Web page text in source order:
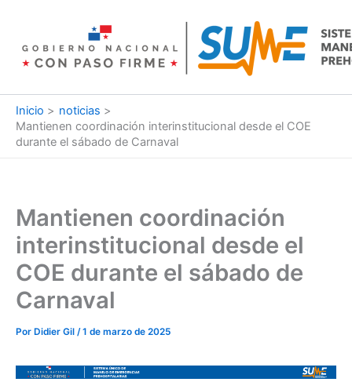
contenido
Inicio
noticias
Mantienen coordinación interinstitucional desde el COE
durante el sábado de Carnaval
Mantienen coordinación
interinstitucional desde el
COE durante el sábado de
Carnaval
Por Didier Gil /1 de marzo de 2025